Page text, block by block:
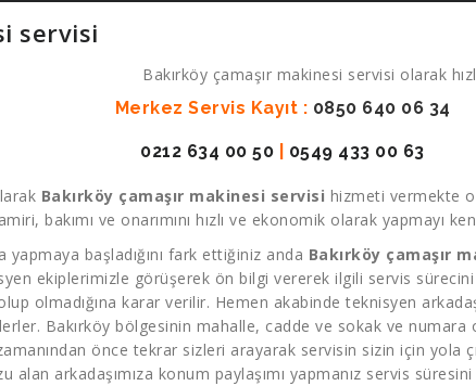
servisi
Bakırköy çamaşır makinesi servisi olarak
Merkez Servis Kayıt : 0850 640 06 34
0212 634 00 50 0549 433 00 63
Bakırköy çamaşır makinesi servisi hizmeti vermekte
bakımı ve onarımını hızlı ve ekonomik olarak yapmayı
yapmaya başladığını fark ettiğiniz anda Bakırköy çamaşır
ekiplerimizle görüşerek ön bilgi vererek ilgili servis
olmadığına karar verilir. Hemen akabinde teknisyen
Bakırköy bölgesinin mahalle, cadde ve sokak ve
önce tekrar sizleri arayarak servisin sizin için yola
arkadaşımıza konum paylaşımı yapmanız servis